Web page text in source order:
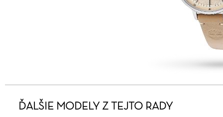
ĎALŠIE MODELY Z TEJTO RADY